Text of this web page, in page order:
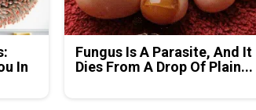
In
Fungus Is A Parasite, And It
Dies From A Drop Of Plain...